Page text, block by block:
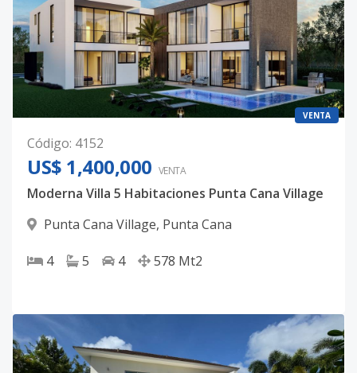
VENTA
Código: 4152
US$ 1,400,000 VENTA
Moderna Villa 5 Habitaciones Punta Cana Village
Punta Cana Village, Punta Cana
4 5 4 578 Mt2